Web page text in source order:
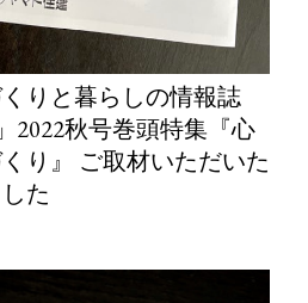
りと暮らしの情報誌
2022秋号巻頭特集『心
り』 ご取材いただいた
た